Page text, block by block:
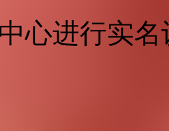
心进行实名